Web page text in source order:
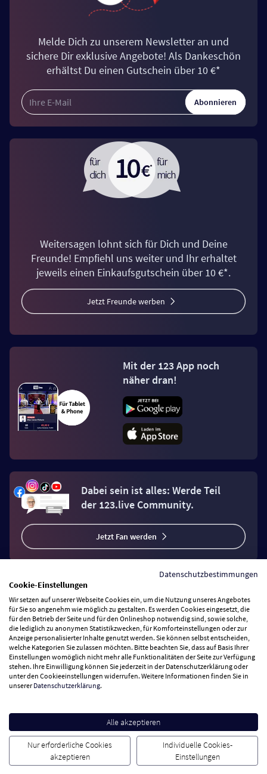
Melde Dich zu unserem Newsletter an und
sichere Dir exklusive Angebote! Als Dankeschön
erhältst Du einen Gutschein über 10 €*
Abonnieren
Weitersagen lohnt sich für Dich und Deine
Freunde! Empfiehl uns weiter und Ihr erhaltet
jeweils einen Einkaufsgutschein über 10 €*.
Jetzt Freunde werben
Mit der 123 App noch
näher dran!
Dabei sein ist alles: Werde Teil
der 123.live Community.
Jetzt Fan werden
Vertrag widerrufen
Zahlungsarten
Wir versenden mit
Besuchen Sie uns
Cookie Einstellungen AGB Datenschutz Impressum
Datenschutzbestimmungen
Cookie-Einstellungen
Wir setzen auf unserer Webseite Cookies ein, um die Nutzung unseres Angebotes
für Sie so angenehm wie möglich zu gestalten. Es werden Cookies eingesetzt, die
für den Betrieb der Seite und für den Onlineshop notwendig sind, sowie solche,
die lediglich zu anonymen Statistikzwecken, für Komforteinstellungen oder zur
Anzeige personalisierter Inhalte genutzt werden. Sie können selbst entscheiden,
welche Kategorien Sie zulassen möchten. Bitte beachten Sie, dass auf Basis Ihrer
Einstellungen womöglich nicht mehr alle Funktionalitäten der Seite zur Verfügung
stehen. Ihre Einwilligung können Sie jederzeit in der Datenschutzerklärung oder
unter den Cookieeinstellungen widerrufen. Weitere Informationen finden Sie in
unsererDatenschutzerklärung.
Alle akzeptieren
Nur erforderliche Cookies
akzeptieren
Individuelle Cookies-
Einstellungen